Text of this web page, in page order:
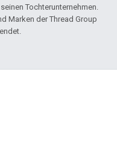
Tochterunternehmen.
Marken der Thread Group